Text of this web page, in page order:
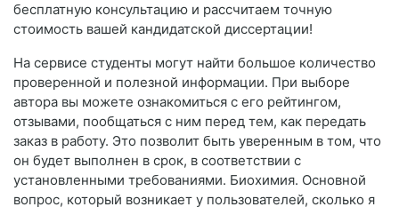
бесплатную консультацию и рассчитаем точную
стоимость вашей кандидатской диссертации!
На сервисе студенты могут найти большое количество
проверенной и полезной информации. При выборе
автора вы можете ознакомиться с его рейтингом,
отзывами, пообщаться с ним перед тем, как передать
заказ в работу. Это позволит быть уверенным в том, что
он будет выполнен в срок, в соответствии с
установленными требованиями. Биохимия. Основной
вопрос, который возникает у пользователей, сколько я